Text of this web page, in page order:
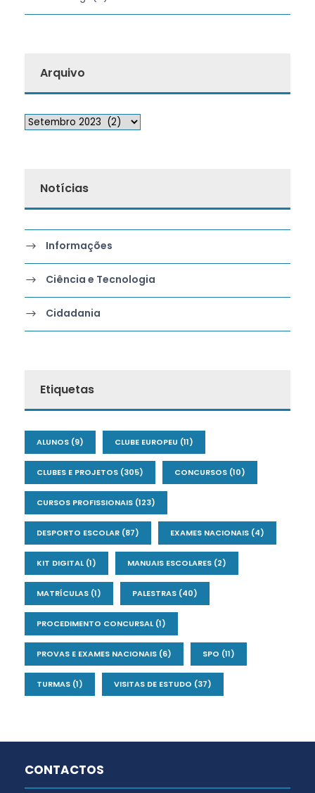
Arquivo
Notícias
Informações
Ciência e Tecnologia
Cidadania
Etiquetas
ALUNOS (9) CLUBE EUROPEU (11)
CLUBES E PROJETOS (305) CONCURSOS (10)
CURSOS PROFISSIONAIS (123)
DESPORTO ESCOLAR (87) EXAMES NACIONAIS (4)
KIT DIGITAL(1) MANUAIS ESCOLARES (2)
MATRÍCULAS (1) PALESTRAS (40)
PROCEDIMENTO CONCURSAL(1)
PROVAS E EXAMES NACIONAIS (6) SPO (11)
TURMAS (1) VISITAS DE ESTUDO (37)
CONTACTOS